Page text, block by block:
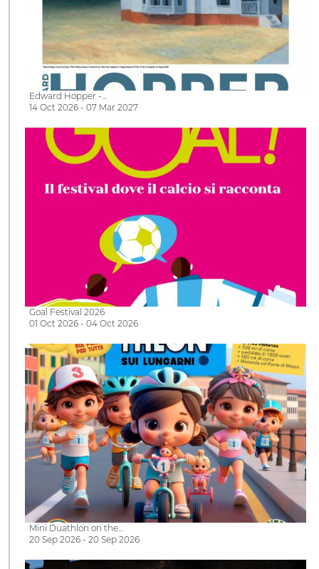
Edward Hopper -…
14 Oct 2026 - 07 Mar 2027
Goal Festival 2026
01 Oct 2026 - 04 Oct 2026
Mini Duathlon on the…
20 Sep 2026 - 20 Sep 2026